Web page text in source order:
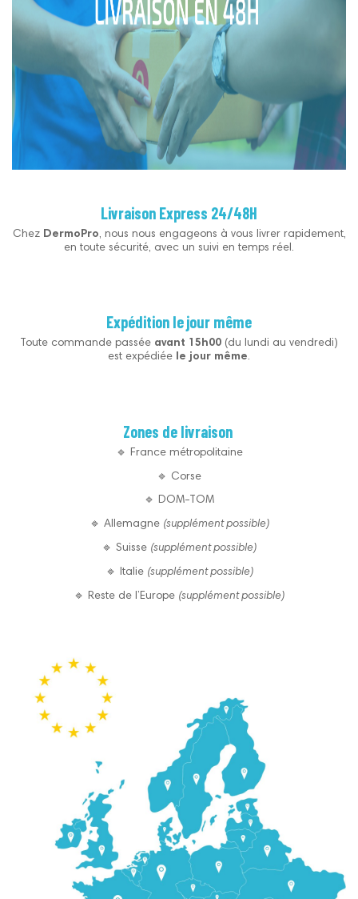
Livraison Express 24/48H
Chez DermoPro, nous nous engageons à vous livrer rapidement,
en toute sécurité, avec un suivi en temps réel.
Expédition le jour même
Toute commande passée avant 15h00 (du lundi au vendredi)
est expédiée le jour même.
Zones de livraison
🔹 France métropolitaine
🔹 Corse
🔹 DOM-TOM
🔹 Allemagne (supplément possible)
🔹 Suisse (supplément possible)
🔹 Italie (supplément possible)
🔹 Reste de l’Europe (supplément possible)